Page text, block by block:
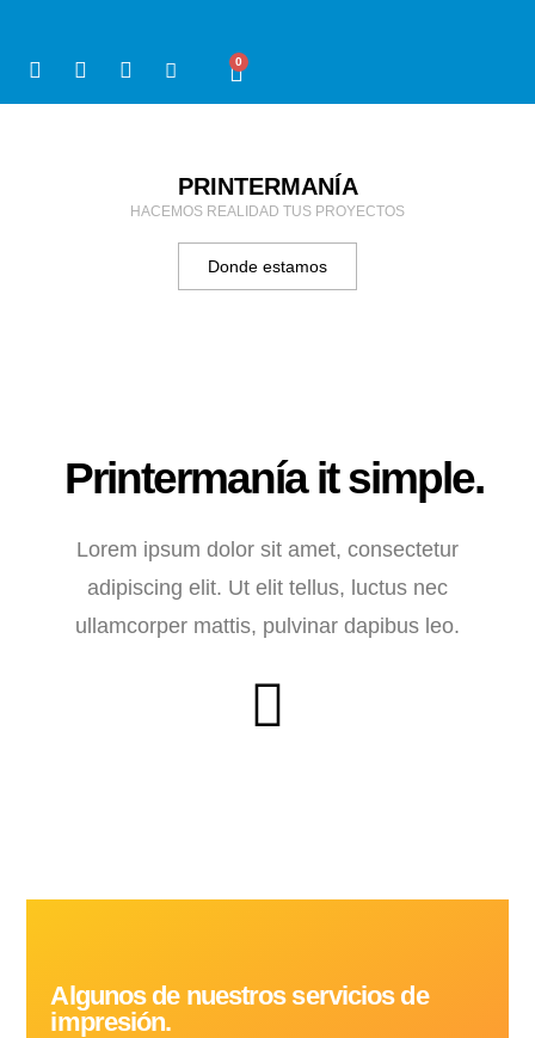
0
PRINTERMANÍA
HACEMOS REALIDAD TUS PROYECTOS
Donde estamos
Printermanía it simple.
Lorem ipsum dolor sit amet, consectetur
adipiscing elit. Ut elit tellus, luctus nec
ullamcorper mattis, pulvinar dapibus leo.
Algunos de nuestros servicios de
impresión.